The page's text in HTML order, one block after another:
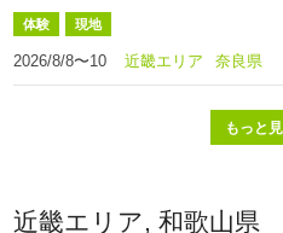
体験 現地
2026/8/8〜10 近畿エリア 奈良県
近畿エリア, 和歌山県